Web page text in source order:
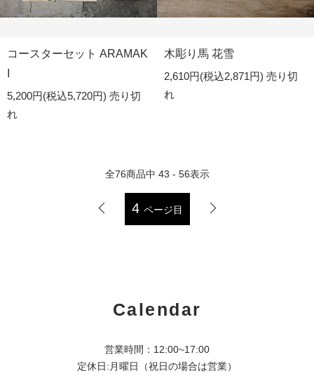
コースターセット ARAMAK
5,200円(税込5,720円) 売り切
れ
木彫り馬 花雪
2,610円(税込2,871円) 売り切
れ
全76商品中 43 - 56表示
4 ページ目
Calendar
営業時間：12:00~17:00
定休日:月曜日（祝日の場合は営業）